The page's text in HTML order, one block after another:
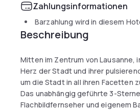
Zahlungsinformationen
Barzahlung wird in diesem
Beschreibung
Mitten im Zentrum von Lausanne,
Herz der Stadt und ihrer
um die Stadt in all ihren Facetten
Das unabhängig geführte 3-
Flachbildfernseher und eigenem